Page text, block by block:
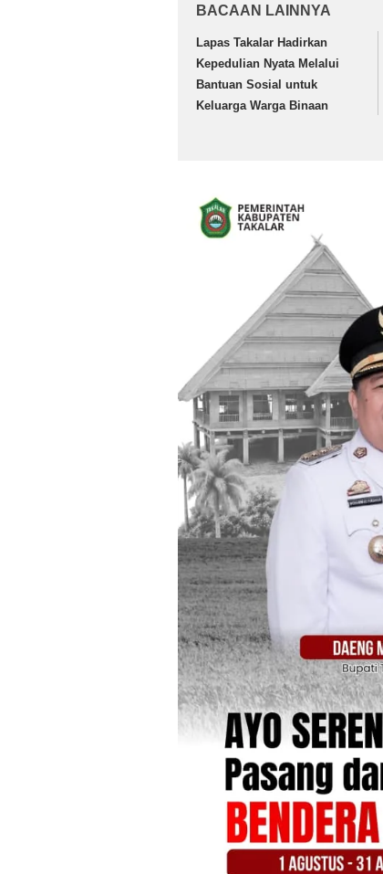
BACAAN LAINNYA
Lapas Takalar Hadirkan
Kepedulian Nyata Melalui
Bantuan Sosial untuk
Keluarga Warga Binaan